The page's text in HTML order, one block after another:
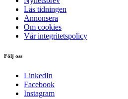
Läs tidningen
Annonsera
Om cookies
Vår integritetspolicy
Följ oss
LinkedIn
Facebook
Instagram